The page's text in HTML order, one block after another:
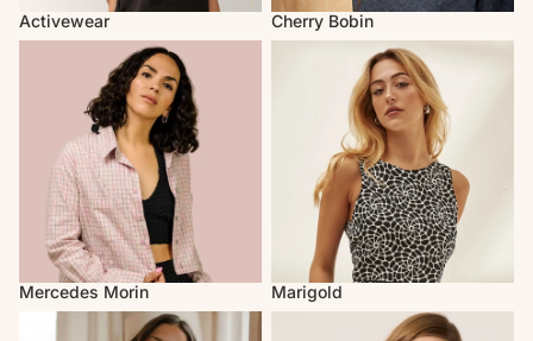
Activewear
Cherry Bobin
Mercedes Morin
Mercedes Morin
Marigold
Louve Design